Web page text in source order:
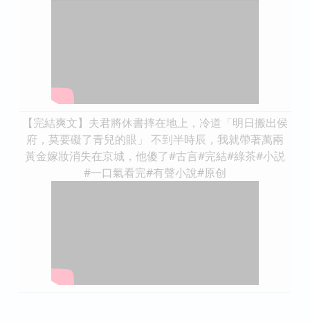
【完結爽文】夫君將休書摔在地上，冷道「明日搬出侯
府，莫要礙了青兒的眼」 不到半時辰，我就帶著萬兩
黃金嫁妝消失在京城，他傻了#古言#完結#綠茶#小説
#一口氣看完#有聲小說#原创